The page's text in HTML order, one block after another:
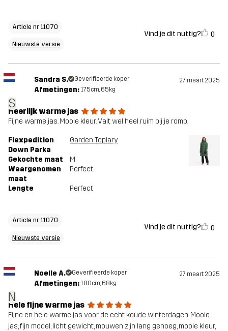
Article nr 11070
Nieuwste versie
Vind je dit nuttig? 0
S
Sandra S. Geverifieerde koper 27 maart 2025
Afmetingen: 175cm, 65kg
Heerlijk warme jas
Fijne warme jas. Mooie kleur. Valt wel heel ruim bij je romp.
Flexpedition
Down Parka
Garden Topiary
Gekochte maat
M
Waargenomen
maat
Perfect
Lengte Perfect
Article nr 11070
Nieuwste versie
Vind je dit nuttig? 0
N
Noelle A. Geverifieerde koper 27 maart 2025
Afmetingen: 180cm, 68kg
Hele fijne warme jas
Fijne en hele warme jas voor de echt koude winterdagen. Mooie
jas, fijn model, licht gewicht, mouwen zijn lang genoeg, mooie kleur,